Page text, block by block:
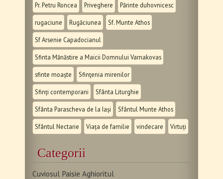
Pr. Petru Roncea Priveghere Părinte duhovnicesc
rugaciune Rugăciunea Sf. Munte Athos
Sf Arsenie Capadocianul
Sfinta Mănăstire a Maicii Domnului Varnakovas
sfinte moaște Sfinţenia mirenilor
Sfinți contemporani Sfânta Liturghie
Sfânta Parascheva de la Iași Sfântul Munte Athos
Sfântul Nectarie Viața de familie vindecare Virtuți
Categorii
Cuviosul Paisie Aghioritul